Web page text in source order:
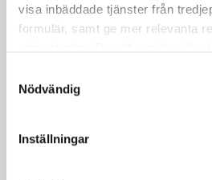
visa inbäddade tjänster från
formulär, samt ge mer relevanta
Nödvändig
Inställningar
Omdömen